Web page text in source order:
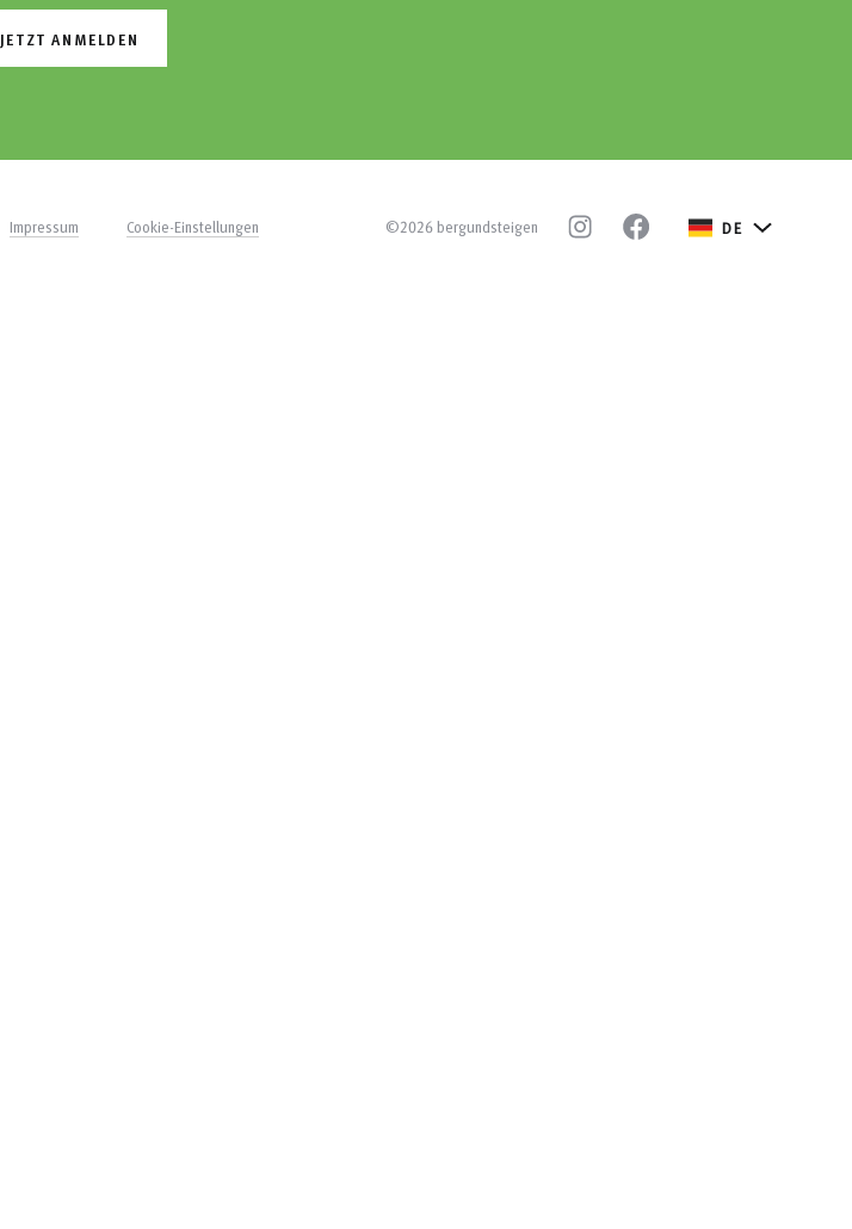
JETZT ANMELDEN
Impressum Cookie-Einstellungen ©2026 bergundsteigen DE